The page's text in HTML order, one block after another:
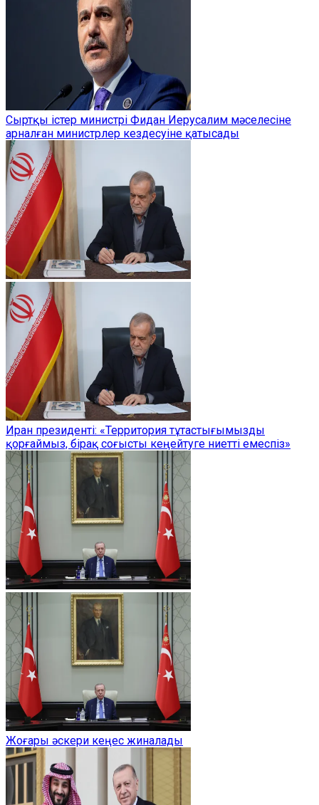
Сыртқы істер министрі Фидан Иерусалим мәселесіне
арналған министрлер кездесуіне қатысады
Иран президенті: «Территория тұтастығымызды
қорғаймыз, бірақ соғысты кеңейтуге ниетті емеспіз»
Жоғары әскери кеңес жиналады